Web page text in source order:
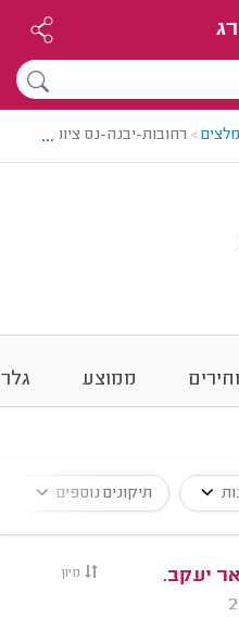
> רחובות-יבנה-נס ציונה > איש
...
ממוצע
תיקונים נוספים
מיון
יעקב.